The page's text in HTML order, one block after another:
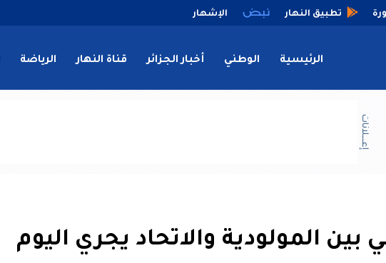
تطبيق النهار الإشهار
الرئيسية الوطني أخبار الجزائر قناة النهار الرياضة
إعــــلانات
بين المولودية والاتحاد يجري اليوم